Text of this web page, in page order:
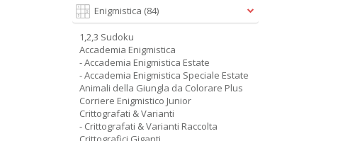
Enigmistica (84)
1,2,3 Sudoku
Accademia Enigmistica
- Accademia Enigmistica Estate
- Accademia Enigmistica Speciale Estate
Animali della Giungla da Colorare Plus
Corriere Enigmistico Junior
Crittografati & Varianti
- Crittografati & Varianti Raccolta